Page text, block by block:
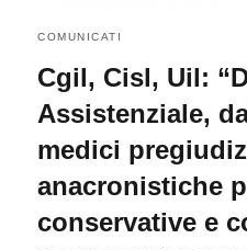
COMUNICATI
Cgil, Cisl, Uil:
Assistenziale,
medici
anacronistiche
conservative e